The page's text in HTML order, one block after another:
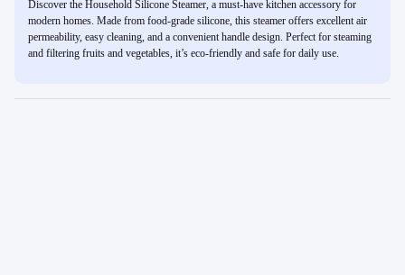
Discover the Household Silicone Steamer, a must-have kitchen accessory for
modern homes. Made from food-grade silicone, this steamer offers excellent air
permeability, easy cleaning, and a convenient handle design. Perfect for steaming
and filtering fruits and vegetables, it’s eco-friendly and safe for daily use.